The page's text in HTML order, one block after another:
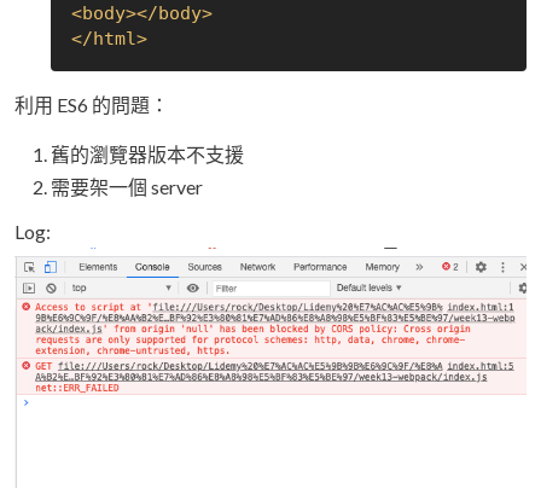
<body></body>
</html>
利用 ES6 的問題：
舊的瀏覽器版本不支援
需要架一個 server
Log: